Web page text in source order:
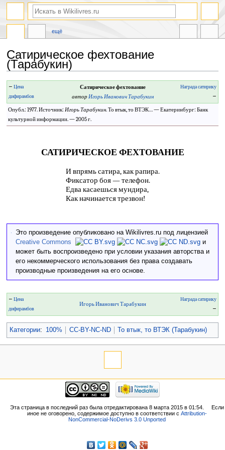
Сатирическое фехтование
(Тарабукин)
Перейти
навигации
Перейти
поиску
← Цена
дифирамбов
Сатирическое фехтование
авторИгорь Иванович Тарабукин
Награда сатирику
→
Опубл.: 1977. Источник: Игорь Тарабукин. То втык, то ВТЭК… — Екатеринбург: Банк
культурной информации. — 2005 г.
САТИРИЧЕСКОЕ ФЕХТОВАНИЕ
И впрямь сатира, как рапира.
Фиксатор боя — телефон.
Едва касаешься мундира,
Как начинается трезвон!
Это произведение опубликовано на Wikilivres.ru под лицензией
Creative Commons
и
может быть воспроизведено при условии указания авторства и
его некоммерческого использования без права создавать
производные произведения на его основе.
← Цена
дифирамбов
Игорь Иванович Тарабукин
Награда сатирику
→
Категории: 100% CC-BY-NC-ND То втык, то ВТЭК (Тарабукин)
ещё
Эта страница в последний раз была отредактирована 8 марта 2015 в 01:54.
Если
иное не оговорено, содержимое доступно в соответствии сAttribution-
NonCommercial-NoDerivs 3.0 Unported